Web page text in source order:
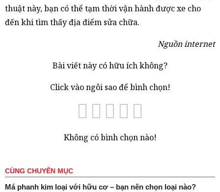
thuật này, bạn có thể tạm thời vận hành được xe cho
đến khi tìm thấy địa điểm sửa chữa.
Nguồn internet
Bài viết này có hữu ích không?
Click vào ngôi sao để bình chọn!
Không có bình chọn nào!
CÙNG CHUYÊN MỤC
Má phanh kim loại với hữu cơ – bạn nên chọn loại nào?